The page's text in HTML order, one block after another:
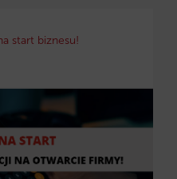
start biznesu!